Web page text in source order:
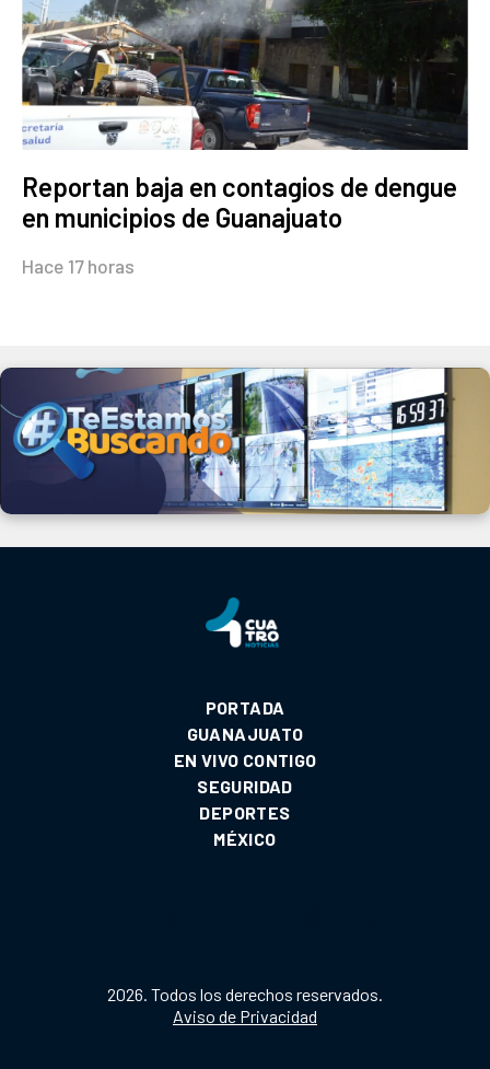
Reportan baja en contagios de dengue
en municipios de Guanajuato
Hace 17 horas
PORTADA
GUANAJUATO
EN VIVO CONTIGO
SEGURIDAD
DEPORTES
MÉXICO
2026. Todos los derechos reservados.
Aviso de Privacidad